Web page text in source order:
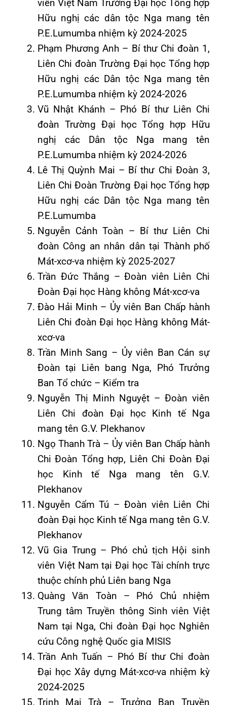
viên Việt Nam Trường Đại học Tổng hợp
Hữu nghị các dân tộc Nga mang tên
P.E.Lumumba nhiệm kỳ 2024-2025
Phạm Phương Anh – Bí thư Chi đoàn 1,
Liên Chi đoàn Trường Đại học Tổng hợp
Hữu nghị các Dân tộc Nga mang tên
P.E.Lumumba nhiệm kỳ 2024-2026
Vũ Nhật Khánh – Phó Bí thư Liên Chi
đoàn Trường Đại học Tổng hợp Hữu
nghị các Dân tộc Nga mang tên
P.E.Lumumba nhiệm kỳ 2024-2026
Lê Thị Quỳnh Mai – Bí thư Chi Đoàn 3,
Liên Chi Đoàn Trường Đại học Tổng hợp
Hữu nghị các Dân tộc Nga mang tên
P.E.Lumumba
Nguyễn Cảnh Toàn – Bí thư Liên Chi
đoàn Công an nhân dân tại Thành phố
Mát-xcơ-va nhiệm kỳ 2025-2027
Trần Đức Thắng – Đoàn viên Liên Chi
Đoàn Đại học Hàng không Mát-xcơ-va
Đào Hải Minh – Ủy viên Ban Chấp hành
Liên Chi đoàn Đại học Hàng không Mát-
xcơ-va
Trần Minh Sang – Ủy viên Ban Cán sự
Đoàn tại Liên bang Nga, Phó Trưởng
Ban Tổ chức – Kiểm tra
Nguyễn Thị Minh Nguyệt – Đoàn viên
Liên Chi đoàn Đại học Kinh tế Nga
mang tên G.V. Plekhanov
Ngọ Thanh Trà – Ủy viên Ban Chấp hành
Chi Đoàn Tổng hợp, Liên Chi Đoàn Đại
học Kinh tế Nga mang tên G.V.
Plekhanov
Nguyễn Cẩm Tú – Đoàn viên Liên Chi
đoàn Đại học Kinh tế Nga mang tên G.V.
Plekhanov
Vũ Gia Trung – Phó chủ tịch Hội sinh
viên Việt Nam tại Đại học Tài chính trực
thuộc chính phủ Liên bang Nga
Quàng Văn Toàn – Phó Chủ nhiệm
Trung tâm Truyền thông Sinh viên Việt
Nam tại Nga, Chi đoàn Đại học Nghiên
cứu Công nghệ Quốc gia MISIS
Trần Anh Tuấn – Phó Bí thư Chi đoàn
Đại học Xây dựng Mát-xcơ-va nhiệm kỳ
2024-2025
Trịnh Mai Trà – Trưởng Ban Truyền